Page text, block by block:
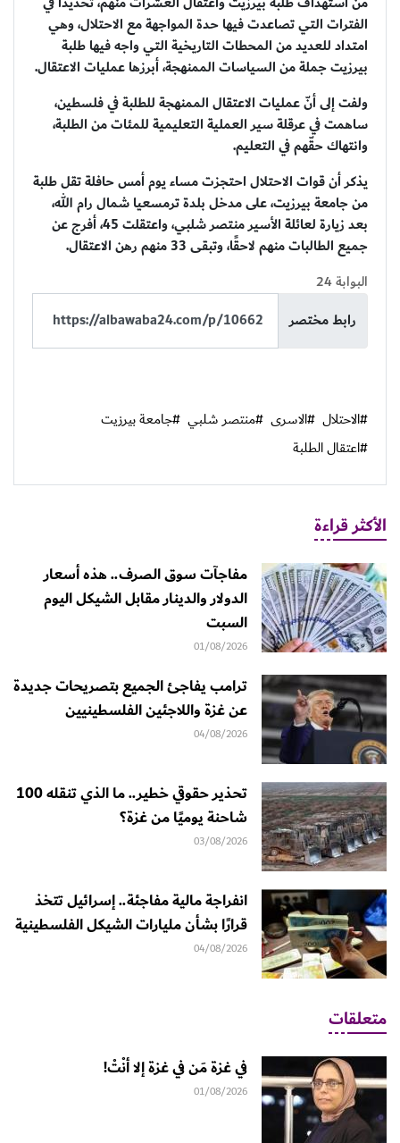
الفترات التي تصاعدت فيها حدة المواجهة مع الاحتلال، وهي
امتداد للعديد من المحطات التاريخية التي واجه فيها طلبة
بيرزيت جملة من السياسات الممنهجة، أبرزها عمليات الاعتقال.
ولفت إلى أنّ عمليات الاعتقال الممنهجة للطلبة في فلسطين،
ساهمت في عرقلة سير العملية التعليمية للمئات من الطلبة،
وانتهاك حقّهم في التعليم.
يذكر أن قوات الاحتلال احتجزت مساء يوم أمس حافلة تقل طلبة
من جامعة بيرزيت، على مدخل بلدة ترمسعيا شمال رام الله،
بعد زيارة لعائلة الأسير منتصر شلبي، واعتقلت 45، أفرج عن
جميع الطالبات منهم لاحقًا، وتبقى 33 منهم رهن الاعتقال.
البوابة 24
رابط مختصر
#الاحتلال #الاسرى #منتصر شلبي #جامعة بيرزيت
#اعتقال الطلبة
الأكثر قراءة
مفاجآت سوق الصرف.. هذه أسعار
الدولار والدينار مقابل الشيكل اليوم
السبت
01/08/2026
ترامب يفاجئ الجميع بتصريحات جديدة
عن غزة واللاجئين الفلسطينيين
04/08/2026
تحذير حقوقي خطير.. ما الذي تنقله 100
شاحنة يوميًا من غزة؟
03/08/2026
انفراجة مالية مفاجئة.. إسرائيل تتخذ
قرارًا بشأن مليارات الشيكل الفلسطينية
04/08/2026
متعلقات
في غزة مَن في غزة إلا أنْتْ!
01/08/2026